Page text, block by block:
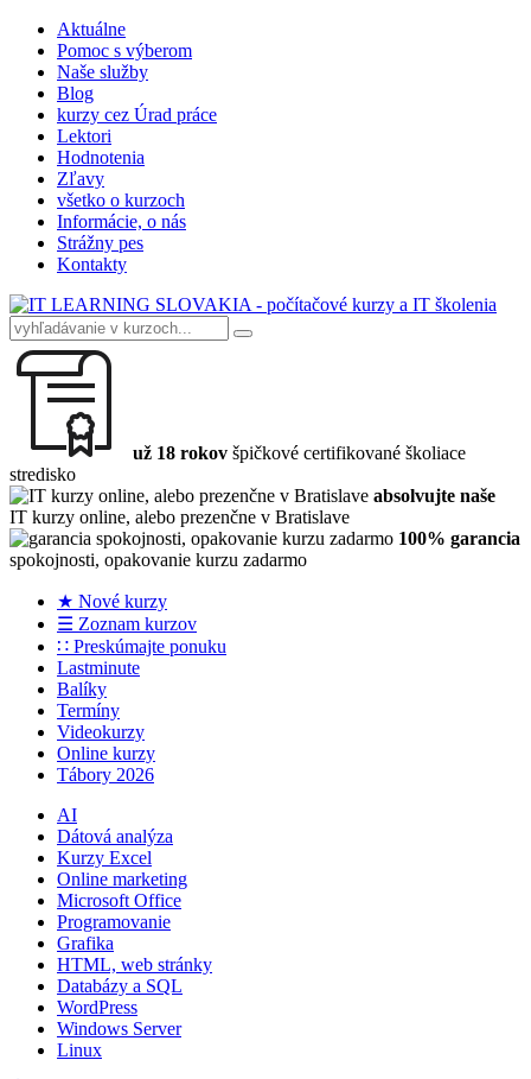
Aktuálne
Pomoc s výberom
Naše služby
Blog
kurzy cez Úrad práce
Lektori
Hodnotenia
Zľavy
všetko o kurzoch
Informácie, o nás
Strážny pes
Kontakty
už 18 rokov špičkové certifikované školiace
stredisko
absolvujte naše
IT kurzy online, alebo prezenčne v Bratislave
100% garancia
spokojnosti, opakovanie kurzu zadarmo
★ Nové kurzy
☰ Zoznam kurzov
∷ Preskúmajte ponuku
Lastminute
Balíky
Termíny
Videokurzy
Online kurzy
Tábory 2026
AI
Dátová analýza
Kurzy Excel
Online marketing
Microsoft Office
Programovanie
Grafika
HTML, web stránky
Databázy a SQL
WordPress
Windows Server
Linux